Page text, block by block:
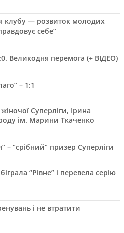
клубу — розвиток молодих
себе”
Великодня перемога (+ ВІДЕО)
– 1:1
Суперліги, Ірина
ім. Марини Ткаченко
– “срібний” призер Суперліги
“Рівне” і перевела серію
і не втратити